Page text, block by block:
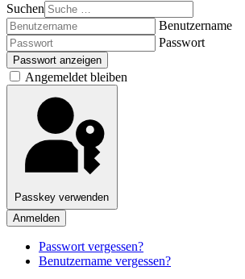
Suchen
Benutzername
Passwort
Passwort anzeigen
Angemeldet bleiben
Passkey verwenden
Anmelden
Passwort vergessen?
Benutzername vergessen?